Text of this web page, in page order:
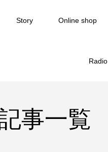
Story Online shop
Radio
事一覧